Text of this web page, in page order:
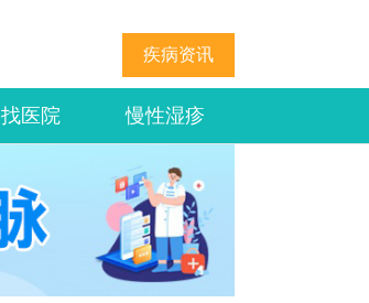
疾病资讯
找医院 慢性湿疹